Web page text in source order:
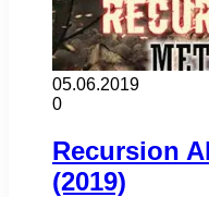
05.06.2019
0
Recursion
(2019)